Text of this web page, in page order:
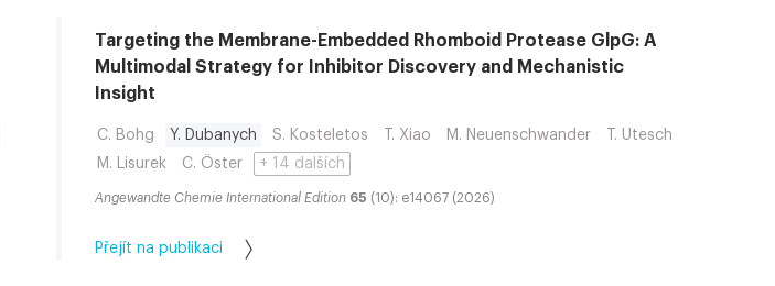
Targeting the Membrane-Embedded Rhomboid Protease GlpG: A
Multimodal Strategy for Inhibitor Discovery and Mechanistic
Insight
C. Bohg Y. Dubanych S. Kosteletos T. Xiao M. Neuenschwander
T. Utesch
M. Lisurek
C. Öster + 14 dalších
Angewandte Chemie International Edition 65 (10): e14067 (2026)
Přejít na publikaci